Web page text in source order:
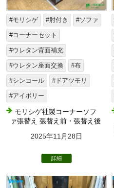
#モリシゲ #肘付き #ソファ
#コーナーセット
#ウレタン背面補充
#ウレタン座面交換 #布
#シンコール #ドアツモリ
#アイボリー
モリシゲ社製コーナーソフ
ァ張替え 張替え前・張替え後
2025年11月28日
詳細